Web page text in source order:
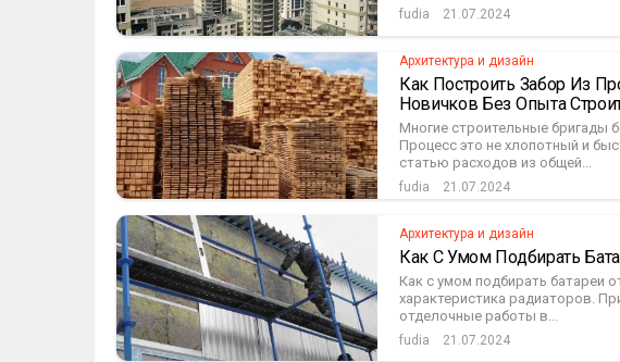
fudia 21.07.2024
Архитектура и дизайн
Как Построить Забор Из
Новичков Без Опыта
Многие строительные бригады
Процесс это не хлопотный и
статью расходов из общей...
fudia 21.07.2024
Архитектура и дизайн
Как С Умом Подбирать
Как с умом подбирать батареи
характеристика радиаторов.
отделочные работы в...
fudia 21.07.2024